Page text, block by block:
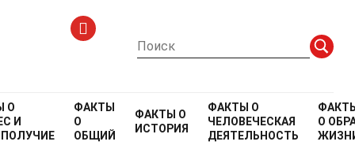
О
И
ФАКТЫ
О
ОБЩИЙ
ФАКТЫ О
ИСТОРИЯ
ФАКТЫ О
ЧЕЛОВЕЧЕСКАЯ
ДЕЯТЕЛЬНОСТЬ
О